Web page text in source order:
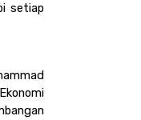
setiap